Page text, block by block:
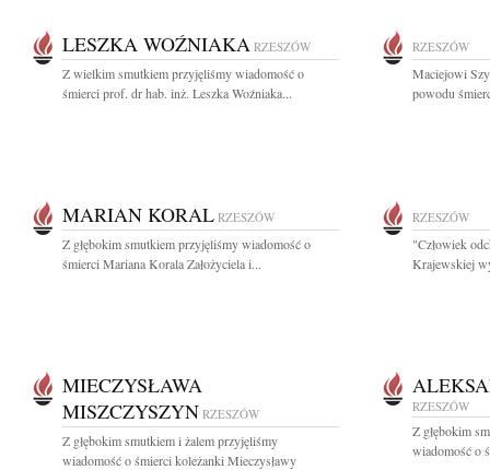
LESZKA WOŹNIAKA RZESZÓW
Z wielkim smutkiem przyjęliśmy wiadomość o
śmierci prof. dr hab. inż. Leszka Woźniaka...
RZESZÓW
Maciejowi
powodu
MARIAN KORAL RZESZÓW
Z głębokim smutkiem przyjęliśmy wiadomość o
śmierci Mariana Korala Założyciela i...
RZESZÓW
"Człowiek
Krajewskiej
MIECZYSŁAWA
MISZCZYSZYN RZESZÓW
Z głębokim smutkiem i żalem przyjęliśmy
wiadomość o śmierci koleżanki Mieczysławy
RZESZÓW
Z głębokim
wiadomość o